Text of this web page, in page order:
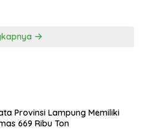
Provinsi Lampung Memiliki
669 Ribu Ton